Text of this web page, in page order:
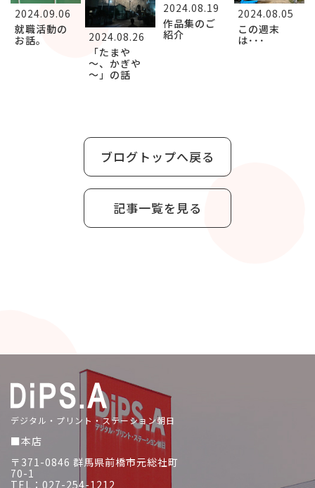
2024.09.06
就職活動の
お話。
2024.08.26
「たまや
～、かぎや
～」の話
2024.08.19
作品集のご
紹介
2024.08.05
この週末
は･･･
ブログトップへ戻る
記事一覧を見る
デジタル・プリント・ステーション朝日
■本店
〒371-0846 群馬県前橋市元総社町
70-1
TEL：027-254-1212